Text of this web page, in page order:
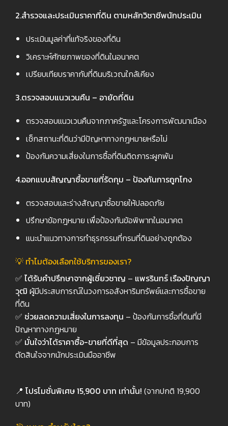
2️.สำรวจและประเมินราคาที่ดิน ตามหลักวิชาชีพนักประเมิน
ประเมินมูลค่าที่แท้จริงของที่ดิน
วิเคราะห์ศักยภาพของที่ดินในอนาคต
เปรียบเทียบราคากับที่ดินบริเวณใกล้เคียง
3️.ตรวจสอบแนวเวนคืน – อายัดที่ดิน
ตรวจสอบแนวเวนคืนจากภาครัฐและโครงการพัฒนาเมือง
เช็กสถานะที่ดินว่ามีปัญหาทางกฎหมายหรือไม่
ป้องกันความเสี่ยงในการซื้อที่ดินติดภาระผูกพัน
4️.ออกแบบสัญญาซื้อขายที่รัดกุม – ป้องกันการถูกโกง
ตรวจสอบและร่างสัญญาซื้อขายให้ปลอดภัย
ปรึกษาข้อกฎหมาย เพื่อป้องกันข้อพิพาทในอนาคต
แนะนำแนวทางการทำธุรกรรมที่กรมที่ดินอย่างถูกต้อง
💡 ทำไมต้องเลือกใช้บริการของเรา?
✅ ได้รับคำปรึกษาจากผู้เชี่ยวชาญ – แพรรินทร์ เรืองปัญญา
วุฒิ ผู้มีประสบการณ์ในวงการอสังหาริมทรัพย์และการซื้อขาย
ที่ดิน
✅ ช่วยลดความเสี่ยงในการลงทุน – ป้องกันการซื้อที่ดินที่มี
ปัญหาทางกฎหมาย
✅ มั่นใจว่าได้ราคาซื้อ-ขายที่ดีที่สุด – มีข้อมูลประกอบการ
ตัดสินใจจากนักประเมินมืออาชีพ
📍 โปรโมชั่นพิเศษ 15,900 บาท เท่านั้น! (จากปกติ 19,900
บาท)